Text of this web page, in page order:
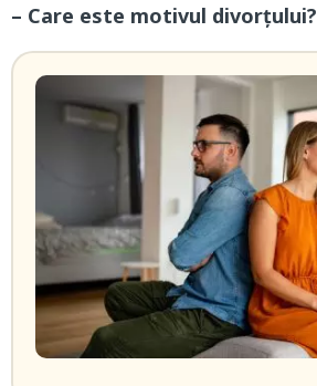
– Care este motivul divorțului?